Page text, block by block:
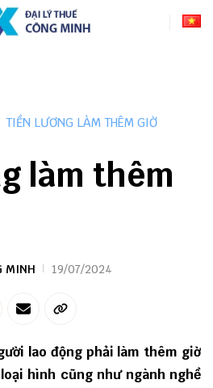
TIỀN LƯƠNG LÀM THÊM GIỜ
làm thêm
MINH 19/07/2024
lao động phải làm thêm giờ
hình cũng như ngành nghề